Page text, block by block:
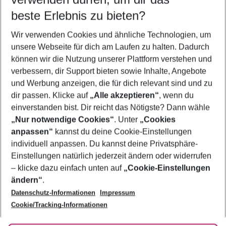
5-8 Nächte
2 Erwachsene Keine Kinder
Mehr Filter anzeigen
Footer
Footer navigation
Über uns
AGB
Bestpreisgarantie
Cookie-Einstellungen ändern
Cookie-Richtlinie
Agenturbetreuung
Barrierefreies Reisen
Folge uns
beste Erlebnis zu bieten?
Wir verwenden Cookies und ähnliche Technologien, um
unsere Webseite für dich am Laufen zu halten. Dadurch
können wir die Nutzung unserer Plattform verstehen und
verbessern, dir Support bieten sowie Inhalte, Angebote
und Werbung anzeigen, die für dich relevant sind und zu
dir passen. Klicke auf „Alle akzeptieren“, wenn du
einverstanden bist. Dir reicht das Nötigste? Dann wähle
„Nur notwendige Cookies“. Unter „Cookies
anpassen“ kannst du deine Cookie-Einstellungen
individuell anpassen. Du kannst deine Privatsphäre-
Einstellungen natürlich jederzeit ändern oder widerrufen
– klicke dazu einfach unten auf „Cookie-Einstellungen
ändern“.
Datenschutz-Informationen
Impressum
Cookie/Tracking-Informationen